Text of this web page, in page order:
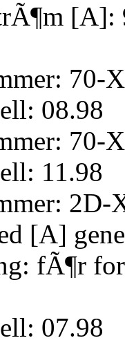
[A]:
70-
08.98
70-
11.98
2D-
[A]
fÃ¶r
07.98